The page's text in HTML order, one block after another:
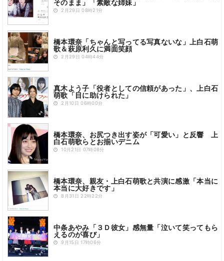
そのまま」「素敵な姉妹」
2月29日 08時21分
橋本環奈「ちゃんと写ってる写真ないな」上白石萌
歌＆萩原利久に満面笑顔
2月29日 04時44分
真木よう子「役者としての信頼があった」、上白石
萌歌「目に助けられた」
2月10日 06時00分
橋本環奈、お尻つき出す姿が「可愛い」と反響 上
白石萌歌らとお揃いデニム
10月21日 07時08分
橋本環奈、親友・上白石萌歌と共演に感激「本当に
本当に大好きです」
8月31日 22時22分
中条あやみ「３Ｄ彼女」感無量「泣いて笑ってもら
えるのが喜び」
9月15日 17時06分